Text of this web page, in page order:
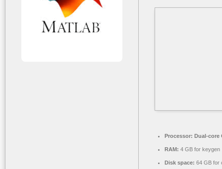
Processor: Dual-core
RAM: 4 GB for keygen
Disk space: 64 GB for